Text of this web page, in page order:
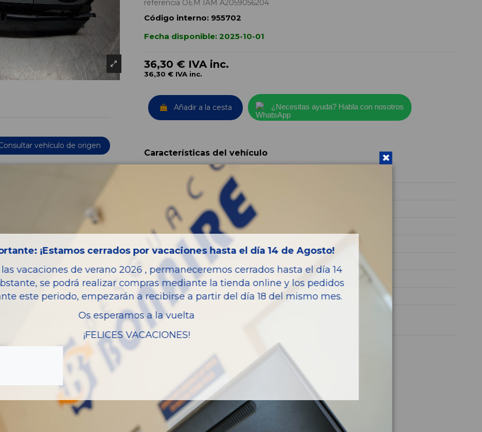
vehículo de origen
referencia OEM IAM A2059056204
Código interno: 955702
Fecha disponible: 2025-10-01
36,30 € IVA inc.
36,30 € IVA inc.
Añadir a la cesta ¿Necesitas ayuda? Habla con nosotros
Características del vehículo
Año fabricación
Código motor
Bastidor
Combustible
Versión
Potencia
197CV 145KW
Modelo
CLASE C (W205) LIM.
Garantia
almacenadas del vehículo
¡Estamos cerrados por vacaciones hasta el día 14 de Agosto!
vacaciones de verano 2026 , permaneceremos cerrados hasta el día 14
se podrá realizar compras mediante la tienda online y los pedidos
este periodo, empezarán a recibirse a partir del día 18 del mismo mes.
Os esperamos a la vuelta
¡FELICES VACACIONES!